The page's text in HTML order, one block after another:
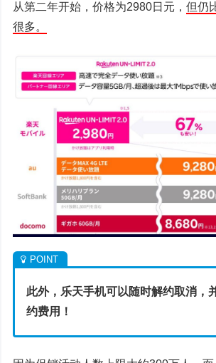
从第二年开始，价格为2980日元，但仍
很多。
此外，乐天手机可以随时解约取消，
约费用！